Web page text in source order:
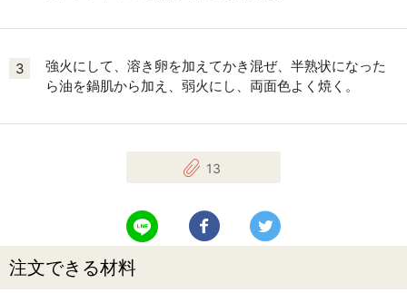
3
強火にして、溶き卵を加えてかき混ぜ、半熟状になった
ら油を鍋肌から加え、弱火にし、両面色よく焼く。
13
LINEで送る Facebookでシェアする
注文できる材料